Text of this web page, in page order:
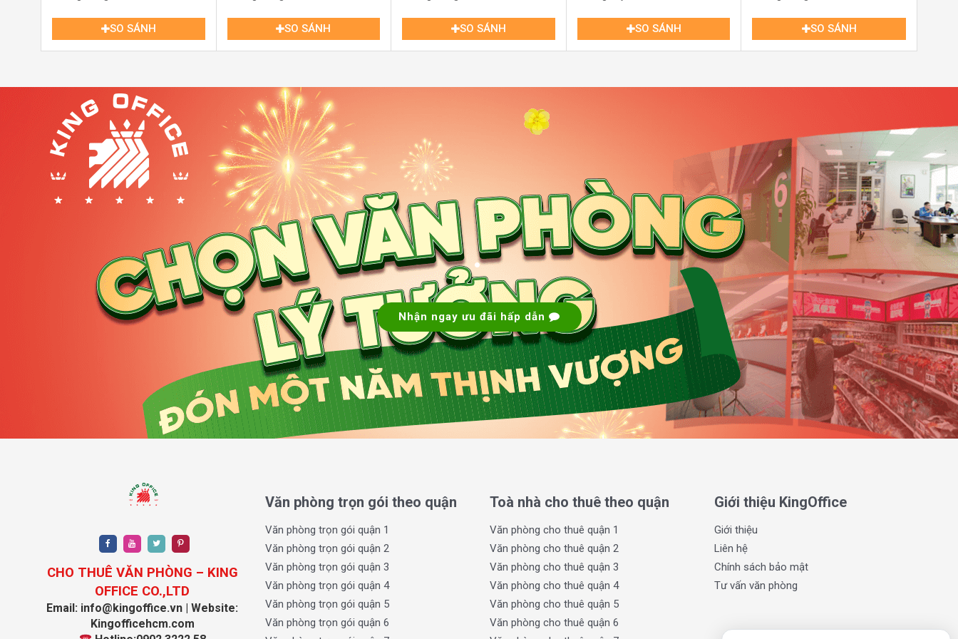
Từ văn phòng 252 Nguyễn Văn Hưởng, các doanh nghiệp có thể nhanh chóng di chuyển đến cầu Sài
Gòn để vào trung tâm Quận 1 chỉ trong khoảng 10-15 phút. Việc kết nối với các khu vực lân cận như
Quận Bình Thạnh, Quận 9 hay Khu đô thị Thủ Thiêm cũng trở nên dễ dàng hơn bao giờ hết nhờ các
tuyến đường trọng điểm như Mai Chí Thọ, Xa lộ Hà Nội và tuyến Metro số 1 sắp đi vào hoạt động.
Điều này tạo điều kiện thuận lợi cho việc giao thương, gặp gỡ đối tác và tuyển dụng nhân sự từ
khắp các khu vực trong thành phố.
Hơn nữa, vị trí 252 Nguyễn Văn Hưởng Quận 2 còn nằm trong khu vực tập trung nhiều văn phòng
lãnh sự, các trường quốc tế và khu biệt thự cao cấp. Điều này không chỉ nâng tầm hình ảnh của
doanh nghiệp trong mắt khách hàng mà còn mở ra cơ hội hợp tác với cộng đồng doanh nhân quốc
tế. Một địa chỉ kinh doanh tại Nguyễn Văn Hưởng luôn mang lại sự tin cậy và khẳng định vị thế nhất
định cho bất kỳ công ty nào đặt trụ sở tại đây.
Giao thông xung quanh tòa nhà được đánh giá là khá thông thoáng, ít xảy ra tình trạng kẹt xe
nghiêm trọng ngay cả trong giờ cao điểm. Hệ thống vỉa hè rộng rãi, cây xanh bao phủ giúp không
gian quanh 252 Nguyễn Văn Hưởng luôn duy trì được sự dễ chịu. Đây là một điểm cộng lớn đối với
những doanh nghiệp coi trọng môi trường làm việc và sức khỏe của nhân viên.
II. Quy mô và thiết kế tòa nhà 252 Nguyễn Văn Hưởng
đảm bảo an toàn và đáp ứng nhu cầu đỗ xe máy, ô tô của toàn bộ nhân viên cũng như khách hàng
SO SÁNH SO SÁNH SO SÁNH SO SÁNH SO SÁNH
.
.
Nhận ngay ưu đãi hấp dẫn
CHO THUÊ VĂN PHÒNG – KING
OFFICE CO.,LTD
Email: info@kingoffice.vn | Website:
Kingofficehcm.com
Văn phòng trọn gói theo quận
Văn phòng trọn gói quận 1
Văn phòng trọn gói quận 2
Văn phòng trọn gói quận 3
Văn phòng trọn gói quận 4
Văn phòng trọn gói quận 5
Văn phòng trọn gói quận 6
Toà nhà cho thuê theo quận
Văn phòng cho thuê quận 1
Văn phòng cho thuê quận 2
Văn phòng cho thuê quận 3
Văn phòng cho thuê quận 4
Văn phòng cho thuê quận 5
Văn phòng cho thuê quận 6
Giới thiệu KingOffice
Giới thiệu
Liên hệ
Chính sách bảo mật
Tư vấn văn phòng